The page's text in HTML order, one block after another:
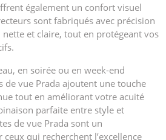
également un confort visuel
sont fabriqués avec précision
et claire, tout en protégeant vos
en soirée ou en week-end
de vue Prada ajoutent une touche
tout en améliorant votre acuité
parfaite entre style et
de vue Prada sont un
qui recherchent l’excellence